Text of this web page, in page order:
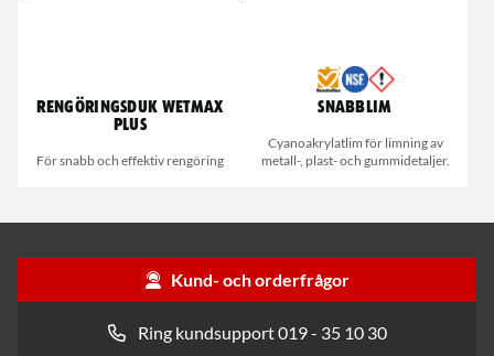
Rengöringsduk Wetmax
Plus
För snabb och effektiv rengöring
Snabblim
Cyanoakrylatlim för limning av
metall-, plast- och gummidetaljer.
Kund- och orderfrågor
Ring kundsupport 019 - 35 10 30